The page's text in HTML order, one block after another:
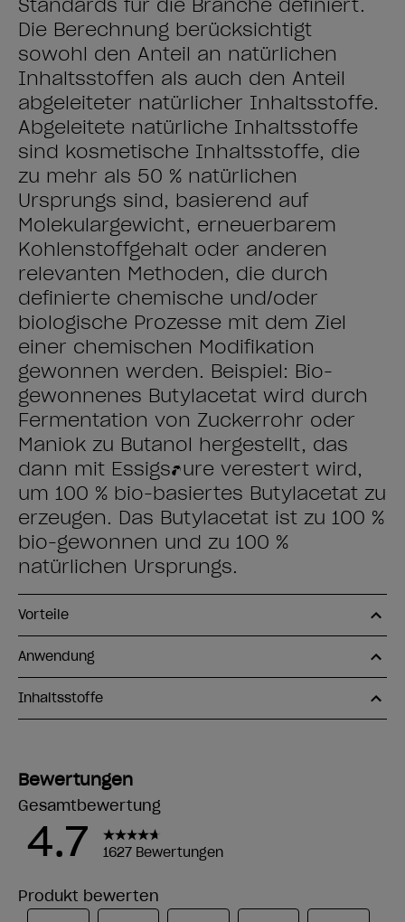
Standards für die Branche definiert.
Die Berechnung berücksichtigt
sowohl den Anteil an natürlichen
Inhaltsstoffen als auch den Anteil
abgeleiteter natürlicher Inhaltsstoffe.
Abgeleitete natürliche Inhaltsstoffe
sind kosmetische Inhaltsstoffe, die
zu mehr als 50 % natürlichen
Ursprungs sind, basierend auf
Molekulargewicht, erneuerbarem
Kohlenstoffgehalt oder anderen
relevanten Methoden, die durch
definierte chemische und/oder
biologische Prozesse mit dem Ziel
einer chemischen Modifikation
gewonnen werden. Beispiel: Bio-
gewonnenes Butylacetat wird durch
Fermentation von Zuckerrohr oder
Maniok zu Butanol hergestellt, das
dann mit Essigsäure verestert wird,
um 100 % bio-basiertes Butylacetat zu
erzeugen. Das Butylacetat ist zu 100 %
bio-gewonnen und zu 100 %
natürlichen Ursprungs.
Vorteile
Anwendung
Inhaltsstoffe